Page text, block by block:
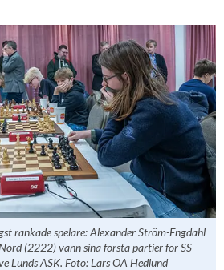
rankade spelare: Alexander Ström-Engdahl
(2222) vann sina första partier för SS
Lunds ASK. Foto: Lars OA Hedlund